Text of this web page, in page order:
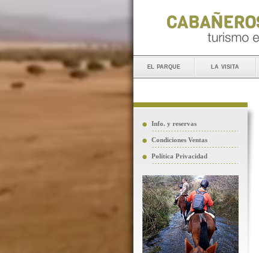
el parque la visita
Info. y reservas
Condiciones Ventas
Política Privacidad